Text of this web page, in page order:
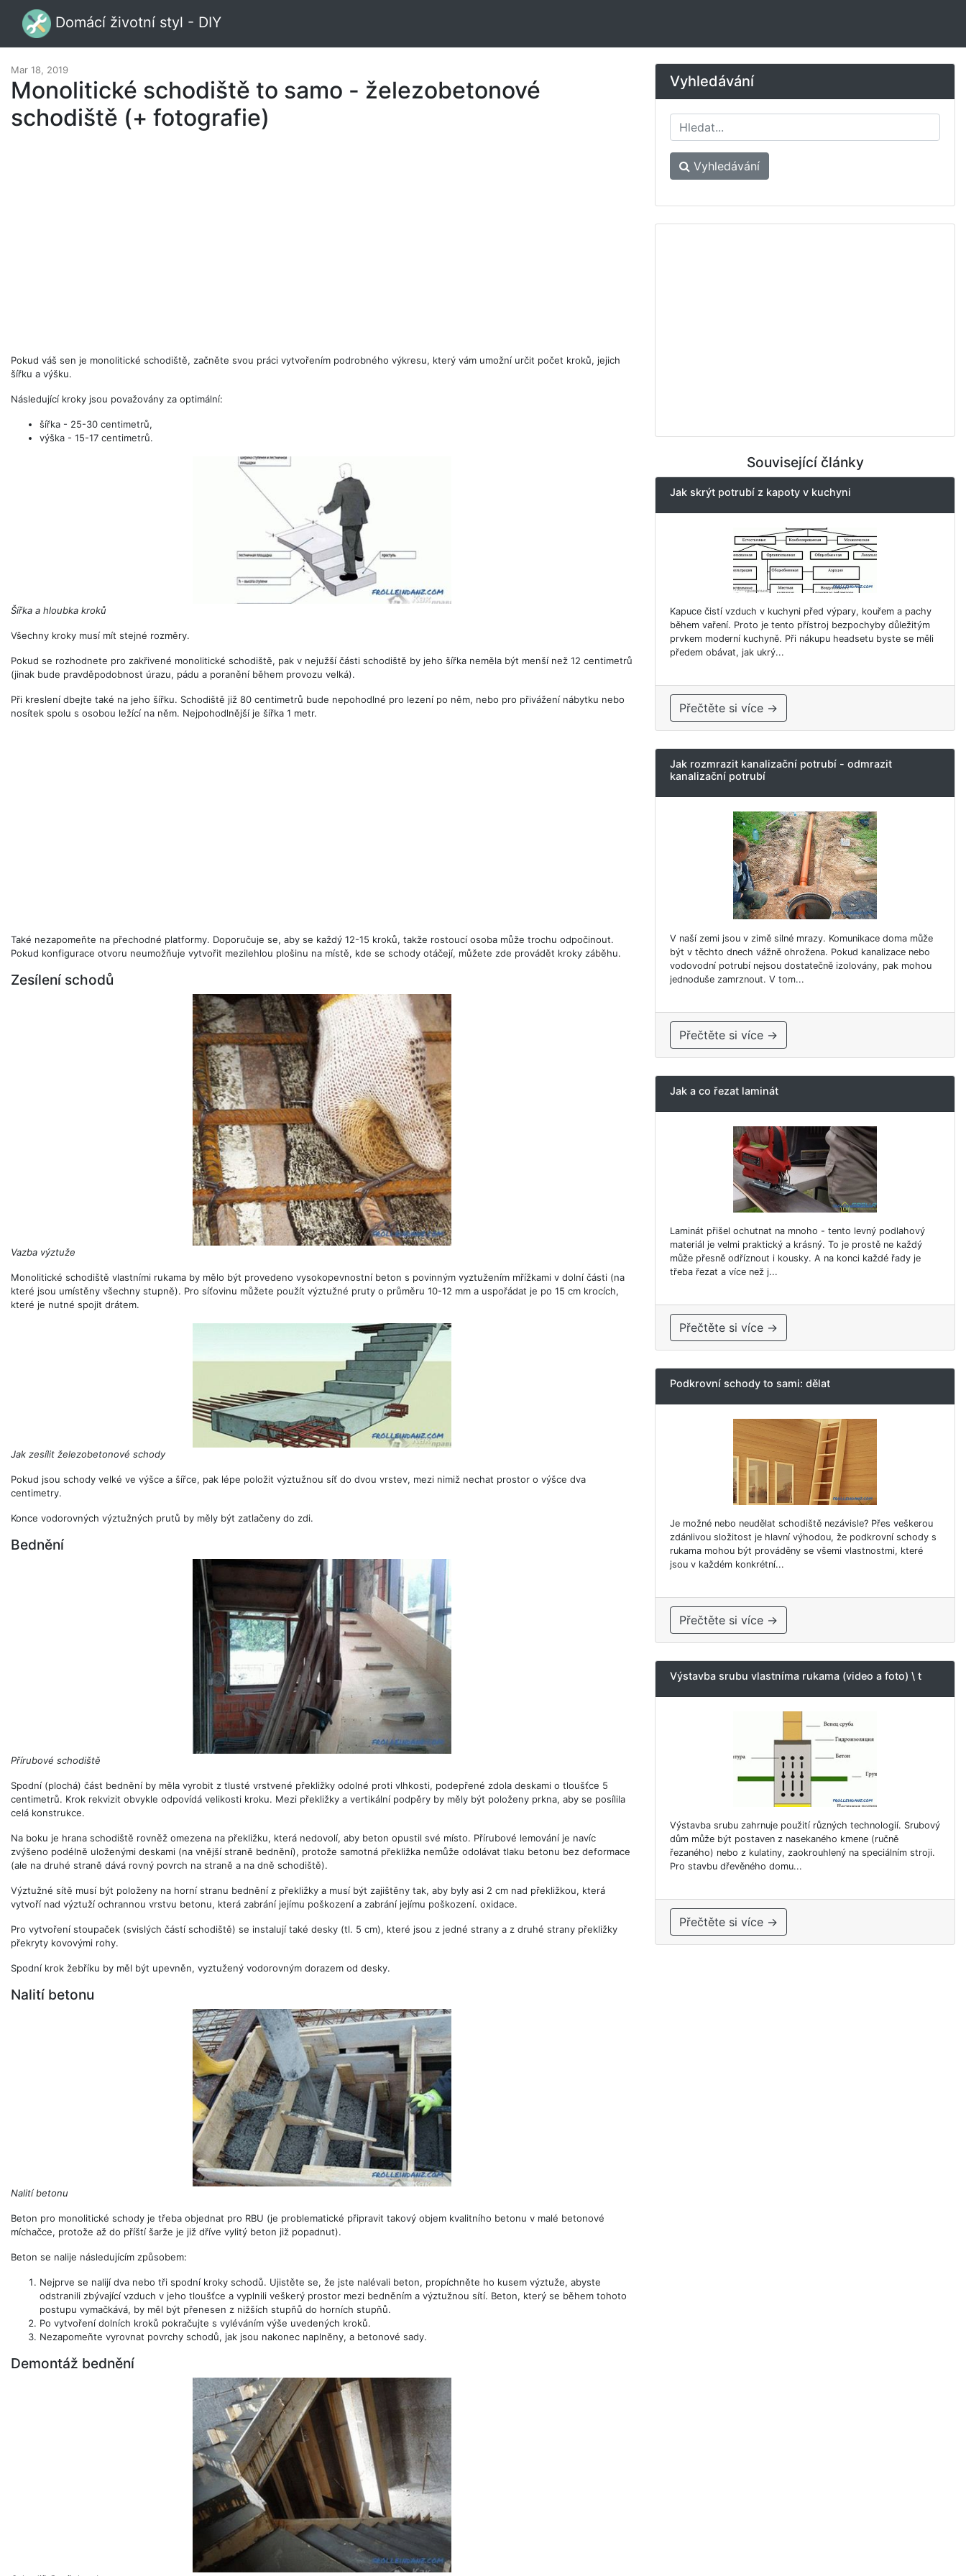
Domácí životní styl - DIY
Mar 18, 2019
Monolitické schodiště to samo - železobetonové
schodiště (+ fotografie)
Pokud váš sen je monolitické schodiště, začněte svou práci vytvořením podrobného výkresu, který vám umožní určit počet kroků, jejich
šířku a výšku.
Následující kroky jsou považovány za optimální:
šířka - 25-30 centimetrů,
výška - 15-17 centimetrů.
Šířka a hloubka kroků
Všechny kroky musí mít stejné rozměry.
Pokud se rozhodnete pro zakřivené monolitické schodiště, pak v nejužší části schodiště by jeho šířka neměla být menší než 12 centimetrů
(jinak bude pravděpodobnost úrazu, pádu a poranění během provozu velká).
Při kreslení dbejte také na jeho šířku. Schodiště již 80 centimetrů bude nepohodlné pro lezení po něm, nebo pro přivážení nábytku nebo
nosítek spolu s osobou ležící na něm. Nejpohodlnější je šířka 1 metr.
Také nezapomeňte na přechodné platformy. Doporučuje se, aby se každý 12-15 kroků, takže rostoucí osoba může trochu odpočinout.
Pokud konfigurace otvoru neumožňuje vytvořit mezilehlou plošinu na místě, kde se schody otáčejí, můžete zde provádět kroky záběhu.
Zesílení schodů
Vazba výztuže
Monolitické schodiště vlastními rukama by mělo být provedeno vysokopevnostní beton s povinným vyztužením mřížkami v dolní části (na
které jsou umístěny všechny stupně). Pro síťovinu můžete použít výztužné pruty o průměru 10-12 mm a uspořádat je po 15 cm krocích,
které je nutné spojit drátem.
Jak zesílit železobetonové schody
Pokud jsou schody velké ve výšce a šířce, pak lépe položit výztužnou síť do dvou vrstev, mezi nimiž nechat prostor o výšce dva
centimetry.
Konce vodorovných výztužných prutů by měly být zatlačeny do zdi.
Bednění
Přírubové schodiště
Spodní (plochá) část bednění by měla vyrobit z tlusté vrstvené překližky odolné proti vlhkosti, podepřené zdola deskami o tloušťce 5
centimetrů. Krok rekvizit obvykle odpovídá velikosti kroku. Mezi překližky a vertikální podpěry by měly být položeny prkna, aby se posílila
celá konstrukce.
Na boku je hrana schodiště rovněž omezena na překližku, která nedovolí, aby beton opustil své místo. Přírubové lemování je navíc
zvýšeno podélně uloženými deskami (na vnější straně bednění), protože samotná překližka nemůže odolávat tlaku betonu bez deformace
(ale na druhé straně dává rovný povrch na straně a na dně schodiště).
Výztužné sítě musí být položeny na horní stranu bednění z překližky a musí být zajištěny tak, aby byly asi 2 cm nad překližkou, která
vytvoří nad výztuží ochrannou vrstvu betonu, která zabrání jejímu poškození a zabrání jejímu poškození. oxidace.
Pro vytvoření stoupaček (svislých částí schodiště) se instalují také desky (tl. 5 cm), které jsou z jedné strany a z druhé strany překližky
překryty kovovými rohy.
Spodní krok žebříku by měl být upevněn, vyztužený vodorovným dorazem od desky.
Nalití betonu
Nalití betonu
Beton pro monolitické schody je třeba objednat pro RBU (je problematické připravit takový objem kvalitního betonu v malé betonové
míchačce, protože až do příští šarže je již dříve vylitý beton již popadnut).
Beton se nalije následujícím způsobem:
Nejprve se nalijí dva nebo tři spodní kroky schodů. Ujistěte se, že jste nalévali beton, propíchněte ho kusem výztuže, abyste
odstranili zbývající vzduch v jeho tloušťce a vyplnili veškerý prostor mezi bedněním a výztužnou sítí. Beton, který se během tohoto
postupu vymačkává, by měl být přenesen z nižších stupňů do horních stupňů.
Po vytvoření dolních kroků pokračujte s vyléváním výše uvedených kroků.
Nezapomeňte vyrovnat povrchy schodů, jak jsou nakonec naplněny, a betonové sady.
Demontáž bednění
Vyhledávání
Vyhledávání
Související články
Jak skrýt potrubí z kapoty v kuchyni
Kapuce čistí vzduch v kuchyni před výpary, kouřem a pachy
během vaření. Proto je tento přístroj bezpochyby důležitým
prvkem moderní kuchyně. Při nákupu headsetu byste se měli
předem obávat, jak ukrý...
Přečtěte si více →
Jak rozmrazit kanalizační potrubí - odmrazit
kanalizační potrubí
V naší zemi jsou v zimě silné mrazy. Komunikace doma může
být v těchto dnech vážně ohrožena. Pokud kanalizace nebo
vodovodní potrubí nejsou dostatečně izolovány, pak mohou
jednoduše zamrznout. V tom...
Přečtěte si více →
Jak a co řezat laminát
Laminát přišel ochutnat na mnoho - tento levný podlahový
materiál je velmi praktický a krásný. To je prostě ne každý
může přesně odříznout i kousky. A na konci každé řady je
třeba řezat a více než j...
Přečtěte si více →
Podkrovní schody to sami: dělat
Je možné nebo neudělat schodiště nezávisle? Přes veškerou
zdánlivou složitost je hlavní výhodou, že podkrovní schody s
rukama mohou být prováděny se všemi vlastnostmi, které
jsou v každém konkrétní...
Přečtěte si více →
Výstavba srubu vlastníma rukama (video a foto) \ t
Výstavba srubu zahrnuje použití různých technologií. Srubový
dům může být postaven z nasekaného kmene (ručně
řezaného) nebo z kulatiny, zaokrouhlený na speciálním stroji.
Pro stavbu dřevěného domu...
Přečtěte si více →